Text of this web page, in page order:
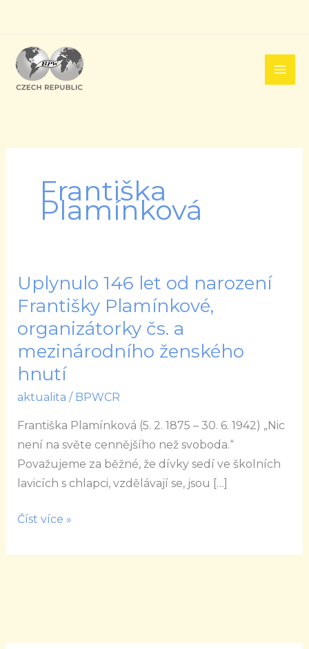
obsah
Františka
Plamínková
Uplynulo 146 let od narození
Františky Plamínkové,
organizátorky čs. a
mezinárodního ženského
hnutí
aktualita / BPWCR
Františka Plamínková (5. 2. 1875 – 30. 6. 1942) „Nic
není na světe cennějšího než svoboda.“
Považujeme za běžné, že dívky sedí ve školních
lavicích s chlapci, vzdělávají se, jsou […]
Uplynulo
146
od
narození
Františky
Plamínkové,
mezinárodního
hnutí
Číst více »